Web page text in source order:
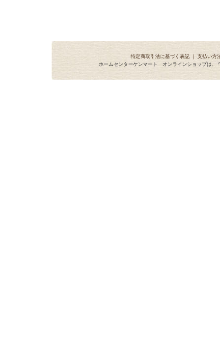
特定商取引法に基づく表記 ｜ 支払い方
ホームセンターケンマート オンラインショップは、